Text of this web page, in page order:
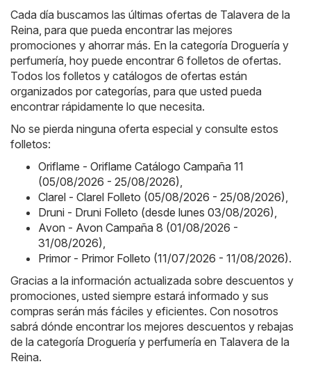
Cada día buscamos las últimas ofertas de Talavera de la
Reina, para que pueda encontrar las mejores
promociones y ahorrar más. En la categoría Droguería y
perfumería, hoy puede encontrar 6 folletos de ofertas.
Todos los folletos y catálogos de ofertas están
organizados por categorías, para que usted pueda
encontrar rápidamente lo que necesita.
No se pierda ninguna oferta especial y consulte estos
folletos:
Oriflame - Oriflame Catálogo Campaña 11
(05/08/2026 - 25/08/2026)
Clarel - Clarel Folleto (05/08/2026 - 25/08/2026)
Druni - Druni Folleto (desde lunes 03/08/2026)
Avon - Avon Campaña 8 (01/08/2026 -
31/08/2026)
Primor - Primor Folleto (11/07/2026 - 11/08/2026).
Gracias a la información actualizada sobre descuentos y
promociones, usted siempre estará informado y sus
compras serán más fáciles y eficientes. Con nosotros
sabrá dónde encontrar los mejores descuentos y rebajas
de la categoría Droguería y perfumería en Talavera de la
Reina.